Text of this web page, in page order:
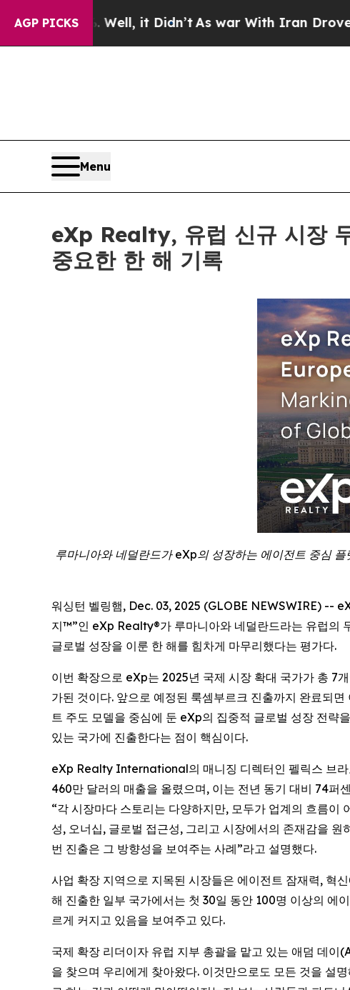
AGP PICKS
Well, it Didn’tAs war With Iran Drove oil Prices
Menu
eXp Realty, 유럽 신규 시장
중요한 한 해 기록
루마니아와 네덜란드가 eXp의 성장하는 에이전트 중심
워싱턴 벨링햄, Dec. 03, 2025 (GLOBE NEWSWIRE) --
지™”인 eXp Realty®가 루마니아와 네덜란드라는 유럽의
글로벌 성장을 이룬 한 해를 힘차게 마무리했다는 평가다.
이번 확장으로 eXp는 2025년 국제 시장 확대 국가가 총 7
가된 것이다. 앞으로 예정된 룩셈부르크 진출까지 완료되
트 주도 모델을 중심에 둔 eXp의 집중적 글로벌 성장 전략
있는 국가에 진출한다는 점이 핵심이다.
eXp Realty International의 매니징 디렉터인 펠릭스 브
460만 달러의 매출을 올렸으며, 이는 전년 동기 대비 74퍼
“각 시장마다 스토리는 다양하지만, 모두가 업계의 흐름이
성, 오너십, 글로벌 접근성, 그리고 시장에서의 존재감을
번 진출은 그 방향성을 보여주는 사례”라고 설명했다.
사업 확장 지역으로 지목된 시장들은 에이전트 잠재력, 혁
해 진출한 일부 국가에서는 첫 30일 동안 100명 이상의 에
르게 커지고 있음을 보여주고 있다.
국제 확장 리더이자 유럽 지부 총괄을 맡고 있는 애덤 데
을 찾으며 우리에게 찾아왔다. 이것만으로도 모든 것을 설